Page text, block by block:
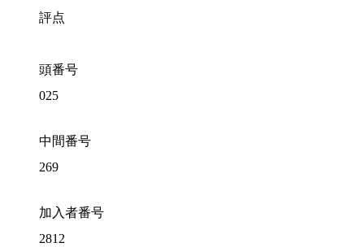
評点
頭番号
025
中間番号
269
加入者番号
2812